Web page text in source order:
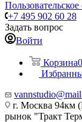
+7 495 902 60 28
Задать вопрос
Войти
Корзина0
г. Москва 94км
рынок "Тракт